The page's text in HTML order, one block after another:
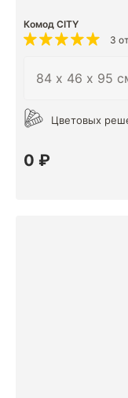
Комод CITY
3
Цветовых
0 ₽